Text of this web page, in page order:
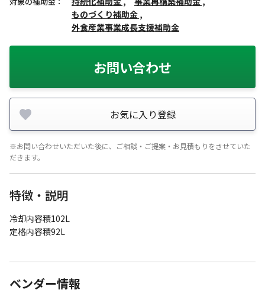
ものづくり補助金 ,
外食産業事業成長支援補助金
お問い合わせ
お気に入り登録
※お問い合わせいただいた後に、ご相談・ご提案・お見積もりをさせていた
だきます。
特徴・説明
冷却内容積102L
定格内容積92L
ベンダー情報